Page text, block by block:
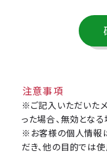
注意事項
※ご記入いただいた
った場合、無効とな
※お客様の個人情報
だき、他の目的では使